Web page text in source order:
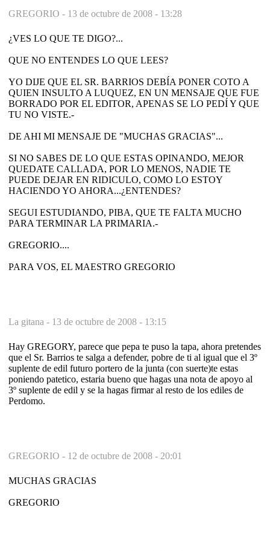
GREGORIO - 13 de octubre de 2008 - 13:28
¿VES LO QUE TE DIGO?...
QUE NO ENTENDES LO QUE LEES?
YO DIJE QUE EL SR. BARRIOS DEBÍA PONER COTO A
QUIEN INSULTO A LUQUEZ, EN UN MENSAJE QUE FUE
BORRADO POR EL EDITOR, APENAS SE LO PEDÍ Y QUE
TU NO VISTE.-
DE AHI MI MENSAJE DE "MUCHAS GRACIAS"...
SI NO SABES DE LO QUE ESTAS OPINANDO, MEJOR
QUEDATE CALLADA, POR LO MENOS, NADIE TE
PUEDE DEJAR EN RIDICULO, COMO LO ESTOY
HACIENDO YO AHORA...¿ENTENDES?
SEGUI ESTUDIANDO, PIBA, QUE TE FALTA MUCHO
PARA TERMINAR LA PRIMARIA.-
GREGORIO....
PARA VOS, EL MAESTRO GREGORIO
La gitana - 13 de octubre de 2008 - 13:15
Hay GREGORY, parece que pepa te puso la tapa, ahora pretendes
que el Sr. Barrios te salga a defender, pobre de ti al igual que el 3º
suplente de edil futuro portero de la junta (con suerte)te estas
poniendo patetico, estaria bueno que hagas una nota de apoyo al
3º suplente de edil y se la hagas firmar al resto de los ediles de
Perdomo.
GREGORIO - 12 de octubre de 2008 - 20:01
MUCHAS GRACIAS
GREGORIO